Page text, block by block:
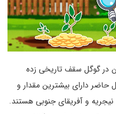
در گوگل سقف تاریخی زده
دارای بیشترین مقدار و
و آفریقای جنوبی هستند.